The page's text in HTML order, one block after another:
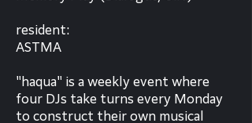
resident:
ASTMA
"haqua" is a weekly event where
four DJs take turns every Monday
to construct their own musical